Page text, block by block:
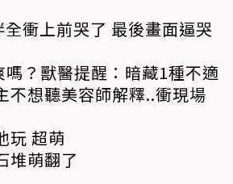
衝上前哭了 最後畫面逼哭
？獸醫提醒：暗藏1種不適
不想聽美容師解釋..衝現場
玩 超萌
堆萌翻了